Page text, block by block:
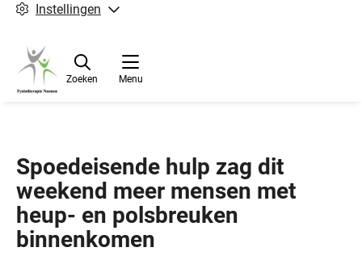
Instellingen
Menu
Zoeken
Spoedeisende hulp zag dit
weekend meer mensen met
heup- en polsbreuken
binnenkomen